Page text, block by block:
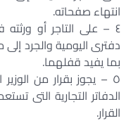
انتهاء صفحاته.
٤ – على التاجر أو
دفترى اليومية والجرد
بما يفيد قفلهما.
٥ – يجوز بقرار من
الدفاتر التجارية التى
القرار.